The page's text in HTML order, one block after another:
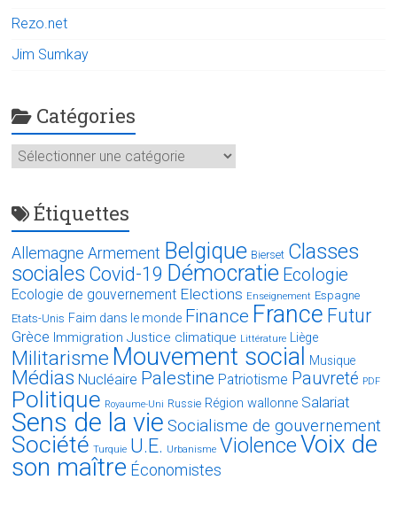
Rezo.net
Jim Sumkay
Catégories
Catégories
Étiquettes
Allemagne Armement Belgique Bierset Classes
sociales Covid-19 Démocratie Ecologie
Ecologie de gouvernement Elections Enseignement Espagne
Etats-Unis Faim dans le monde Finance France Futur
Grèce Immigration Justice climatique Littérature Liège
Militarisme Mouvement social Musique
Médias Nucléaire Palestine Patriotisme Pauvreté PDF
Politique Royaume-Uni Russie Région wallonne Salariat
Sens de la vie Socialisme de gouvernement
Société Turquie U.E. Urbanisme ViolenceVoix de
son maître Économistes